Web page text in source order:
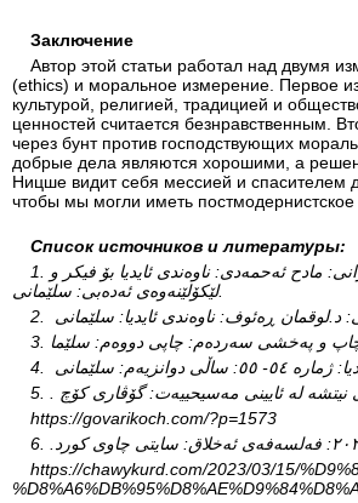
Заключение
Автор этой статьи работал над двумя
(ethics) и моральное измерение. Первое
культурой, религией, традицией и
ценностей считается безнравственным.
через бунт против господствующих
добрые дела являются хорошими, а
Ницше видит себя мессией и спасителем
чтобы мы могли иметь постмодернистское
Список источников и литературы:
1. ستراتێرن، پۆل: ٢٠١٥: ئاشنابوون بە جۆن ستیوارت میل: وەرگێڕانی: مادح ئەحمەدی: ناوەندی ئایدیا بۆ فیکر و
لێکۆلێنەوەی ئەدەبی: سلێمانی.
5.
https://govarikoch.com/?p=1573
6.
https://chawykurd.com/2023/03/15/